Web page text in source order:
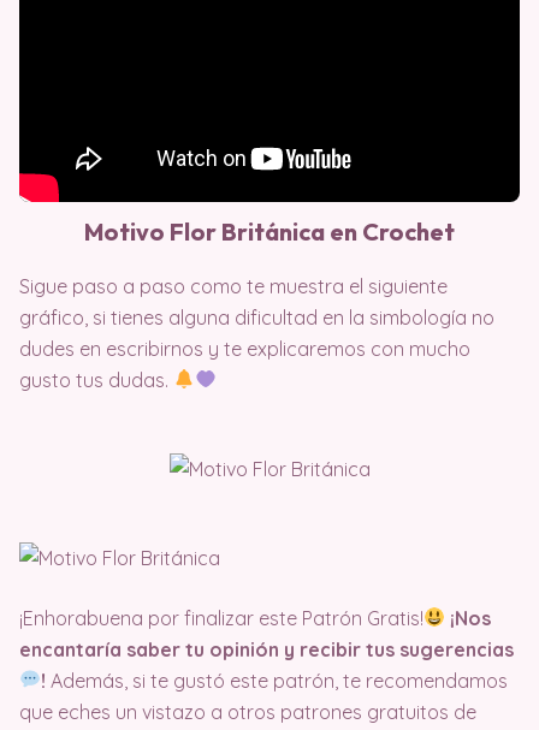
Motivo Flor Británica en Crochet
Sigue paso a paso como te muestra el siguiente
gráfico, si tienes alguna dificultad en la simbología no
dudes en escribirnos y te explicaremos con mucho
gusto tus dudas.
¡Enhorabuena por finalizar este Patrón Gratis!
¡Nos
encantaría saber tu opinión y recibir tus sugerencias
! Además, si te gustó este patrón, te recomendamos
que eches un vistazo a otros patrones gratuitos de